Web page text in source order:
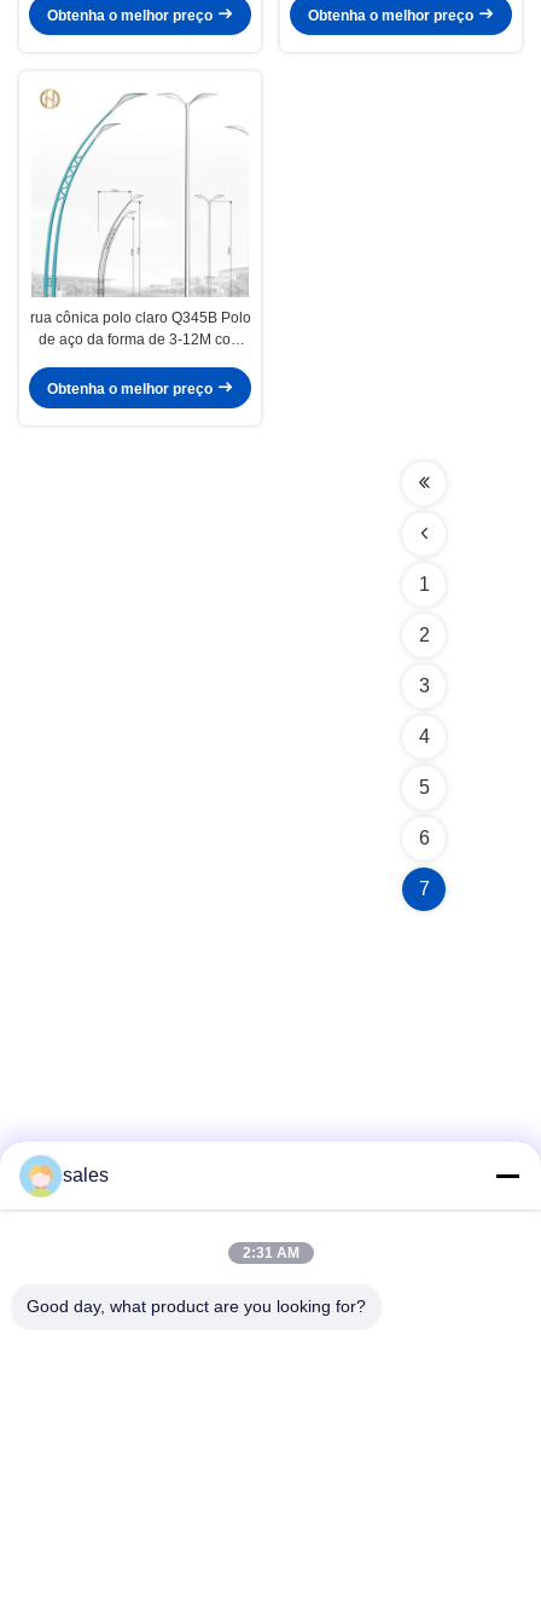
simples ou duplos
Obtenha o melhor preço
Obtenha o melhor preço
rua cônica polo claro Q345B Polo
de aço da forma de 3-12M com
Obtenha o melhor preço
1
2
3
4
5
6
7
sales
2:31 AM
Good day, what product are you looking for?